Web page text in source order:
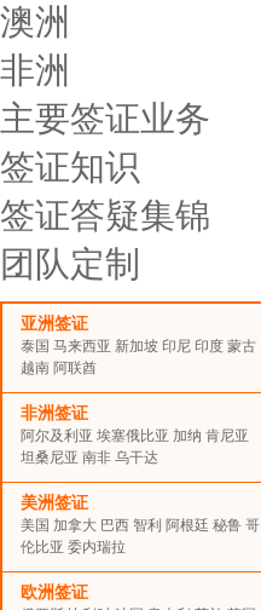
澳洲
非洲
主要签证业务
签证知识
签证答疑集锦
团队定制
亚洲签证
泰国 马来西亚 新加坡 印尼 印度 蒙古
越南 阿联酋
非洲签证
阿尔及利亚 埃塞俄比亚 加纳 肯尼亚
坦桑尼亚 南非 乌干达
美洲签证
美国 加拿大 巴西 智利 阿根廷 秘鲁 哥
伦比亚 委内瑞拉
欧洲签证